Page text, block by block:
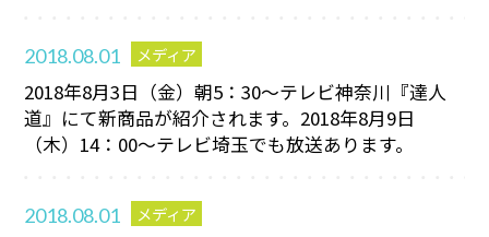
2018.08.01 メディア
2018年8月3日（金）朝5：30～テレビ神奈川『達人
道』にて新商品が紹介されます。2018年8月9日
（木）14：00～テレビ埼玉でも放送あります。
2018.08.01 メディア